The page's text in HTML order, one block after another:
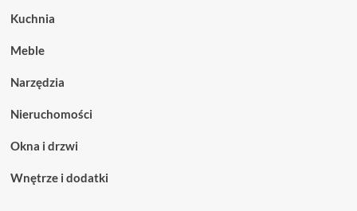
Kuchnia
Meble
Narzędzia
Nieruchomości
Okna i drzwi
Wnętrze i dodatki